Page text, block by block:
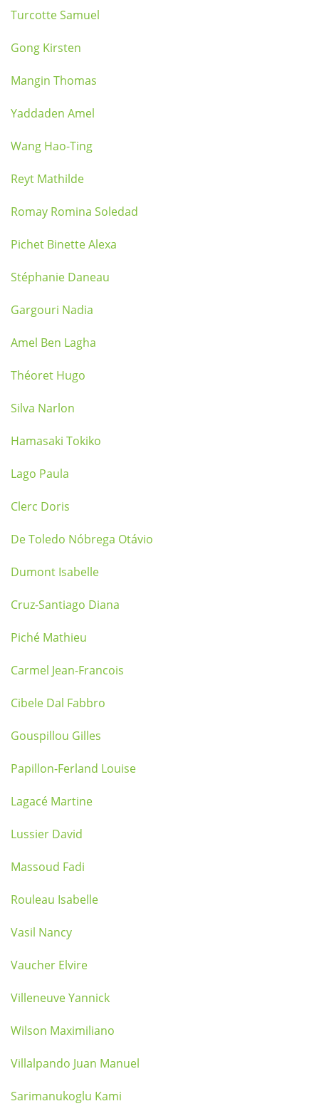
Turcotte Samuel
Gong Kirsten
Mangin Thomas
Yaddaden Amel
Wang Hao-Ting
Reyt Mathilde
Romay Romina Soledad
Pichet Binette Alexa
Stéphanie Daneau
Gargouri Nadia
Amel Ben Lagha
Théoret Hugo
Silva Narlon
Hamasaki Tokiko
Lago Paula
Clerc Doris
De Toledo Nóbrega Otávio
Dumont Isabelle
Cruz-Santiago Diana
Piché Mathieu
Carmel Jean-Francois
Cibele Dal Fabbro
Gouspillou Gilles
Papillon-Ferland Louise
Lagacé Martine
Lussier David
Massoud Fadi
Rouleau Isabelle
Vasil Nancy
Vaucher Elvire
Villeneuve Yannick
Wilson Maximiliano
Villalpando Juan Manuel
Sarimanukoglu Kami